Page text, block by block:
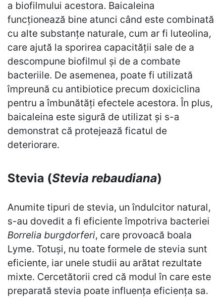
a biofilmului acestora. Baicaleina
funcționează bine atunci când este combinată
cu alte substanțe naturale, cum ar fi luteolina,
care ajută la sporirea capacității sale de a
descompune biofilmul și de a combate
bacteriile. De asemenea, poate fi utilizată
împreună cu antibiotice precum doxiciclina
pentru a îmbunătăți efectele acestora. În plus,
baicaleina este sigură de utilizat și s-a
demonstrat că protejează ficatul de
deteriorare.
Stevia (Stevia rebaudiana)
Anumite tipuri de stevia, un îndulcitor natural,
s-au dovedit a fi eficiente împotriva bacteriei
Borrelia burgdorferi, care provoacă boala
Lyme. Totuși, nu toate formele de stevia sunt
eficiente, iar unele studii au arătat rezultate
mixte. Cercetătorii cred că modul în care este
preparată stevia poate influența eficiența sa.